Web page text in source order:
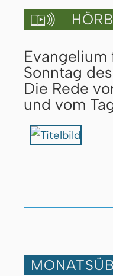

Sonntag
Die Rede
und vom